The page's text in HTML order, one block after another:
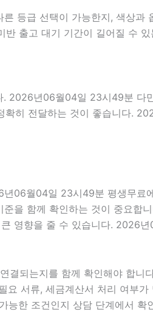
등급 선택이 가능한지, 색상과
출고 대기 기간이 길어질 수
. 2026년06월04일 23시49분 다
확히 전달하는 것이 좋습니다.
06월04일 23시49분 평생무료
을 함께 확인하는 것이 중요
영향을 줄 수 있습니다. 2026
결되는지를 함께 확인해야 합
요 서류, 세금계산서 처리 여부
능한 조건인지 상담 단계에서